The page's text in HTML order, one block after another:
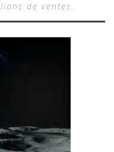
de ventes.